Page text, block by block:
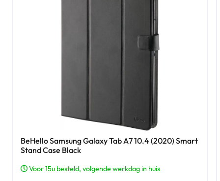
BeHello Samsung Galaxy Tab A7 10.4 (2020) Smart
Stand Case Black
Voor 15u besteld, volgende werkdag in huis